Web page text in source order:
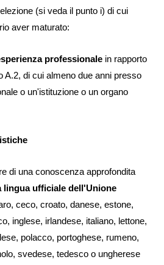
(si veda il punto i) di cui
aver maturato:
professionale in rapporto
A.2, di cui almeno due anni presso
o un'istituzione o un organo
di una conoscenza approfondita
lingua ufficiale dell'Unione
ceco, croato, danese, estone,
inglese, irlandese, italiano, lettone,
polacco, portoghese, rumeno,
svedese, tedesco o ungherese